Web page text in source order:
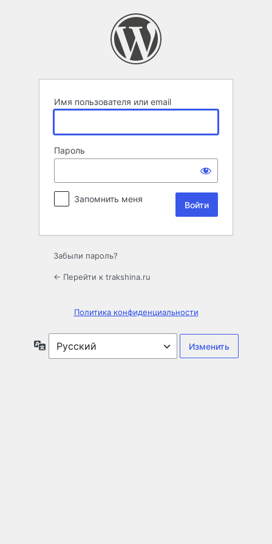
Имя пользователя или email
Пароль
Запомнить меня
Забыли пароль?
← Перейти к trakshina.ru
Политика конфиденциальности
Язык